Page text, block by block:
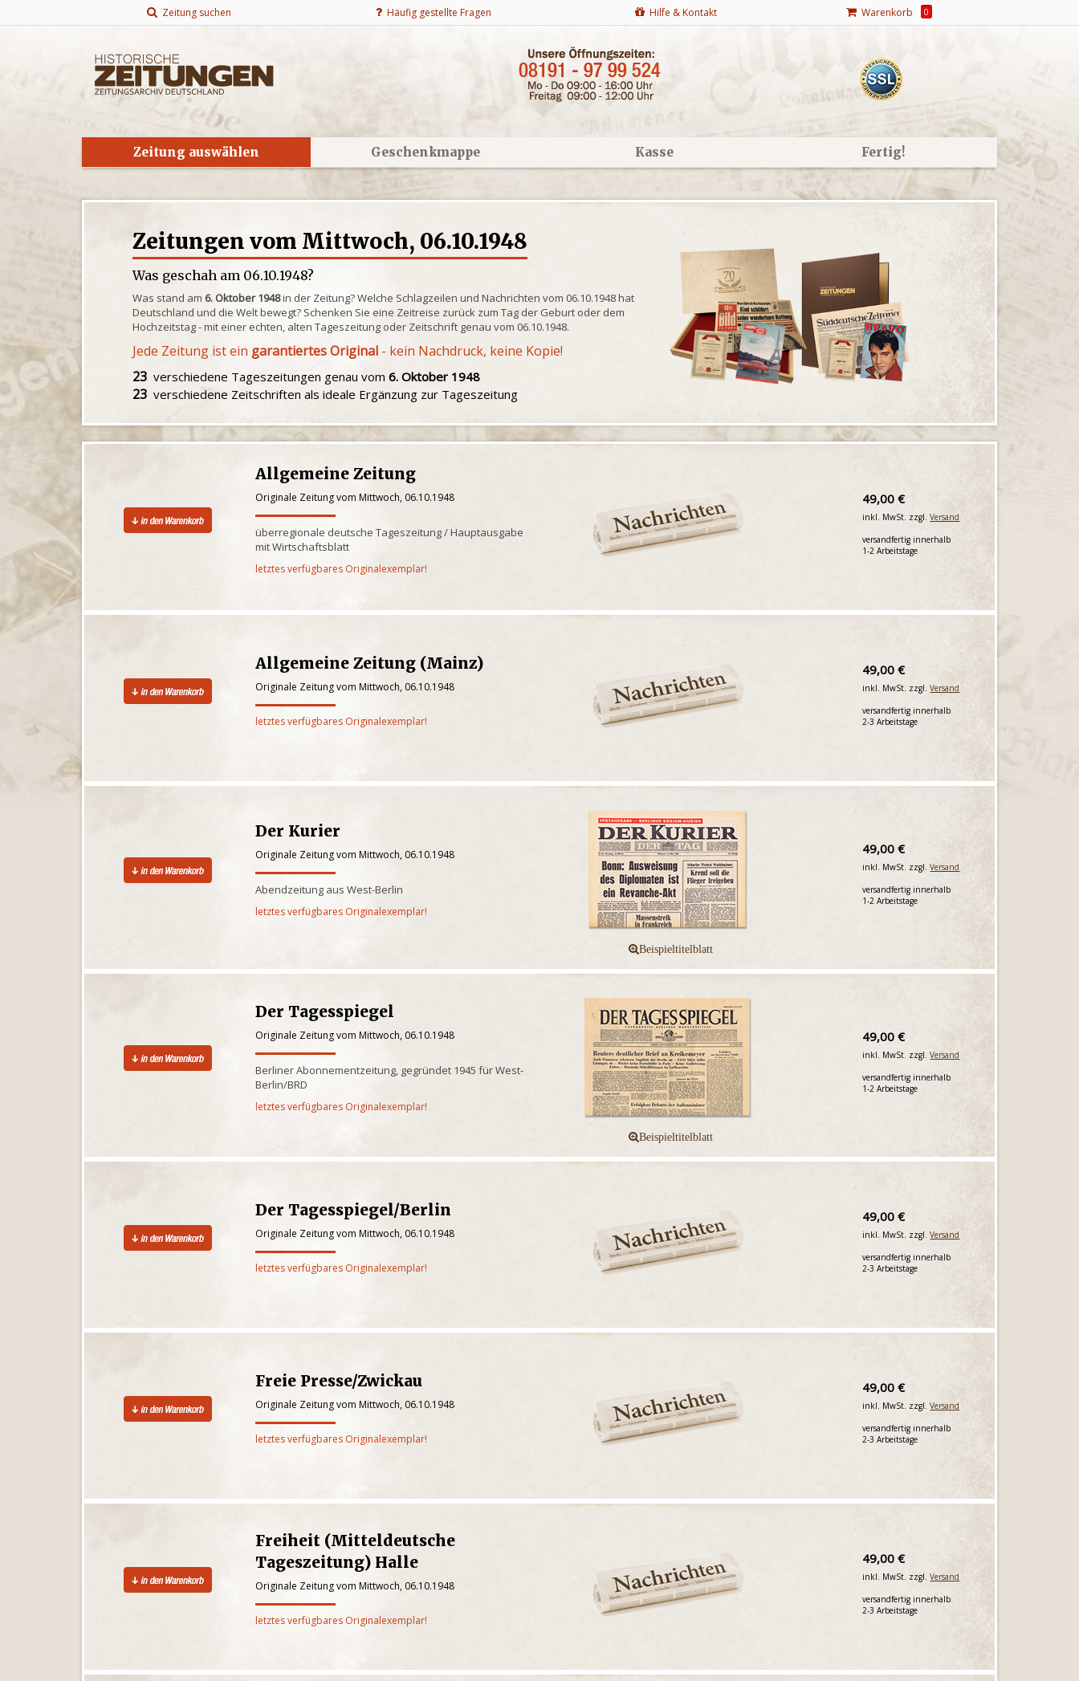
Zeitung suchen Häufig gestellte Fragen Hilfe & Kontakt Warenkorb 0
Zeitung auswählen Geschenkmappe Kasse Fertig!
Zeitungen vom Mittwoch, 06.10.1948
Was geschah am 06.10.1948?
Was stand am 6. Oktober 1948in der Zeitung? Welche Schlagzeilen und Nachrichten vom 06.10.1948 hat
Deutschland und die Welt bewegt? Schenken Sie eine Zeitreise zurück zum Tag der Geburt oder dem
Hochzeitstag - mit einer echten, alten Tageszeitung oder Zeitschrift genau vom 06.10.1948.
Jede Zeitung ist ein garantiertes Original - kein Nachdruck, keine Kopie!
23 verschiedene Tageszeitungen genau vom6. Oktober 1948
23 verschiedene Zeitschriften als ideale Ergänzung zur Tageszeitung
Allgemeine Zeitung
Originale Zeitung vom Mittwoch, 06.10.1948
überregionale deutsche Tageszeitung / Hauptausgabe
mit Wirtschaftsblatt
letztes verfügbares Originalexemplar!
49,00 €
inkl. MwSt. zzgl.Versand
versandfertig innerhalb
1-2 Arbeitstage
Allgemeine Zeitung (Mainz)
Originale Zeitung vom Mittwoch, 06.10.1948
letztes verfügbares Originalexemplar!
49,00 €
inkl. MwSt. zzgl.Versand
versandfertig innerhalb
2-3 Arbeitstage
Der Kurier
Originale Zeitung vom Mittwoch, 06.10.1948
Abendzeitung aus West-Berlin
letztes verfügbares Originalexemplar!
49,00 €
inkl. MwSt. zzgl.Versand
versandfertig innerhalb
1-2 Arbeitstage
Der Tagesspiegel
Originale Zeitung vom Mittwoch, 06.10.1948
Berliner Abonnementzeitung, gegründet 1945 für West-
Berlin/BRD
letztes verfügbares Originalexemplar!
49,00 €
inkl. MwSt. zzgl.Versand
versandfertig innerhalb
1-2 Arbeitstage
Der Tagesspiegel/Berlin
Originale Zeitung vom Mittwoch, 06.10.1948
letztes verfügbares Originalexemplar!
49,00 €
inkl. MwSt. zzgl.Versand
versandfertig innerhalb
2-3 Arbeitstage
Freie Presse/Zwickau
Originale Zeitung vom Mittwoch, 06.10.1948
letztes verfügbares Originalexemplar!
49,00 €
inkl. MwSt. zzgl.Versand
versandfertig innerhalb
2-3 Arbeitstage
Freiheit (Mitteldeutsche
Tageszeitung) Halle
Originale Zeitung vom Mittwoch, 06.10.1948
letztes verfügbares Originalexemplar!
49,00 €
inkl. MwSt. zzgl.Versand
versandfertig innerhalb
2-3 Arbeitstage